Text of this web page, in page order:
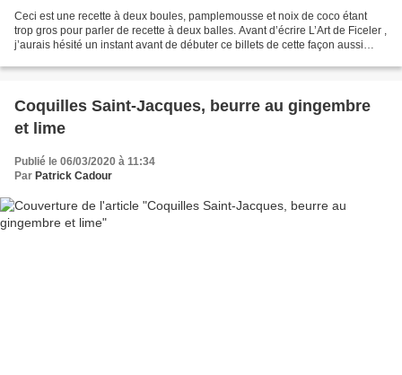
Ceci est une recette à deux boules, pamplemousse et noix de coco étant
trop gros pour parler de recette à deux balles. Avant d’écrire L’Art de Ficeler ,
j’aurais hésité un instant avant de débuter ce billets de cette façon aussi
Coquilles Saint-Jacques, beurre au gingembre
et lime
Publié le 06/03/2020 à 11:34
Par Patrick Cadour